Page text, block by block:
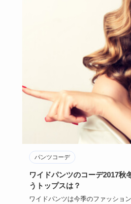
パンツコーデ
ワイドパンツのコーデ2017秋
うトップスは？
ワイドパンツは今季のファッショ